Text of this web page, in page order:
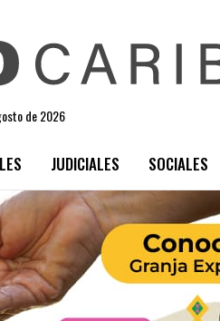
de 2026
JUDICIALES SOCIALES